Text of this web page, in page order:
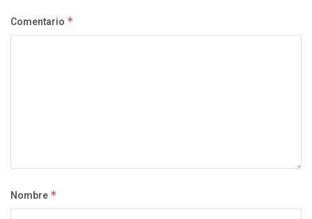
Comentario *
Nombre *